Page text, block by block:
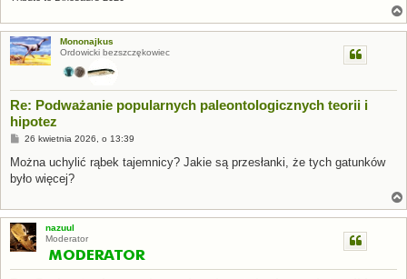
Mononajkus
Ordowicki bezszczękowiec
Re: Podważanie popularnych paleontologicznych teorii i
hipotez
P
s
26 kwietnia 2026, o 13:39
Można uchylić rąbek tajemnicy? Jakie są przesłanki, że tych gatunków
było więcej?
nazuul
Moderator